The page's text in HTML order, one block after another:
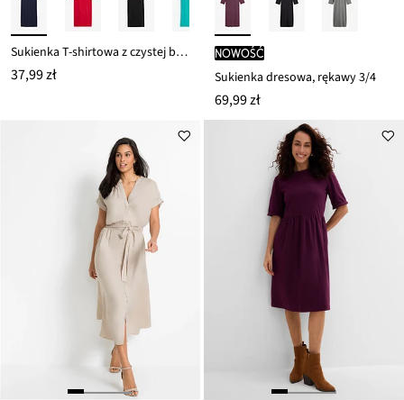
Sukienka T-shirtowa z czystej bawełny organicznej
37,99 zł
nowość
Sukienka dresowa, rękawy 3/4
69,99 zł